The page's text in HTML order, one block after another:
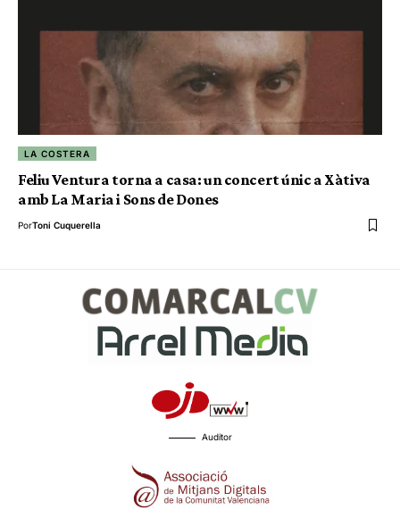
LA COSTERA
Feliu Ventura torna a casa: un concert únic a Xàtiva
amb La Maria i Sons de Dones
PorToni Cuquerella
Auditor